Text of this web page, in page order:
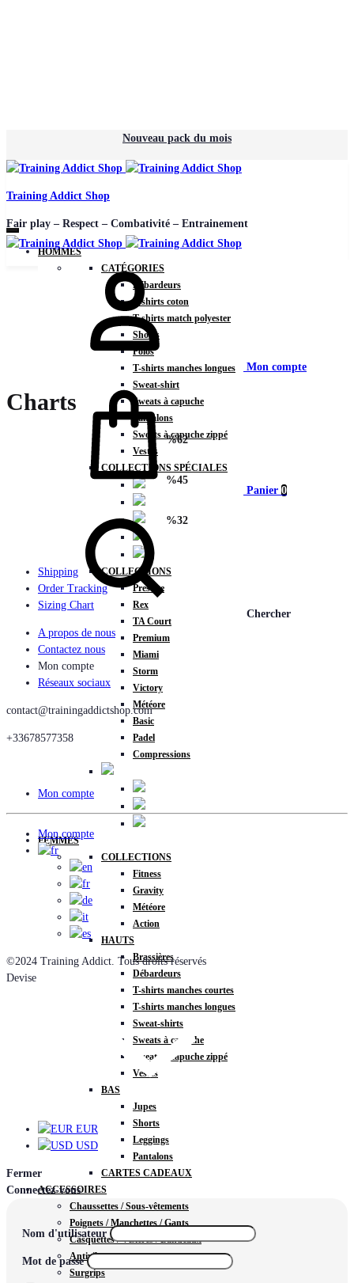
Nouveau pack du mois
Training Addict Shop
Fair play – Respect – Combativité – Entrainement
HOMMES
CATÉGORIES
Débardeurs
T-shirts coton
T-shirts match polyester
Shorts
Polos
T-shirts manches longues
Sweat-shirt
Sweats à capuche
Pantalons
Sweats à capuche zippé
Vestes
COLLECTIONS SPÉCIALES
COLLECTIONS
Prestige
Rex
TA Court
Premium
Miami
Storm
Victory
Météore
Basic
Padel
Compressions
FEMMES
COLLECTIONS
Fitness
Gravity
Météore
Action
HAUTS
Brassières
Débardeurs
T-shirts manches courtes
T-shirts manches longues
Sweat-shirts
Sweats à capuche
Sweats à capuche zippé
Vestes
BAS
Jupes
Shorts
Leggings
Pantalons
CARTES CADEAUX
ACCESSOIRES
Chaussettes / Sous-vêtements
Poignets / Manchettes / Gants
Casquettes / Visières / Bandeaux
Antivibrateurs
Surgrips
Mon compte
Panier 0
Chercher
Charts
%62
%45
%32
Shipping
Order Tracking
Sizing Chart
A propos de nous
Contactez nous
Mon compte
Réseaux sociaux
contact@trainingaddictshop.com
+33678577358
Mon compte
Mon compte
©2024 Training Addict. Tous droits réservés
Devise
EUR
USD
Fermer
Connectez-vous
Nom d'utilisateur
Mot de passe